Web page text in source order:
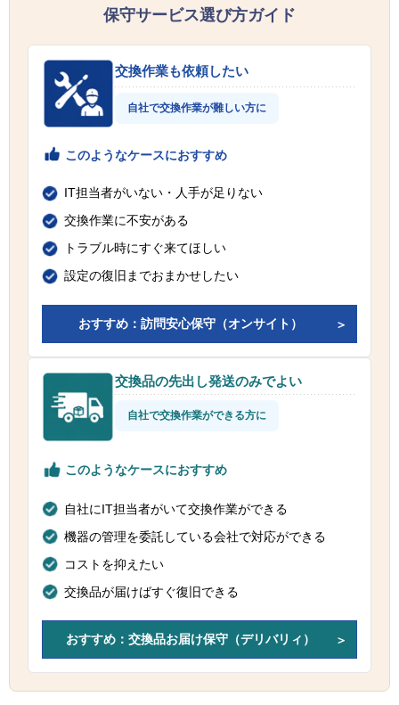
保守サービス選び方ガイド
交換作業も依頼したい
自社で交換作業が難しい方に
このようなケースにおすすめ
IT担当者がいない・人手が足りない
交換作業に不安がある
トラブル時にすぐ来てほしい
設定の復旧までおまかせしたい
おすすめ：訪問安心保守（オンサイト）
交換品の先出し発送のみでよい
自社で交換作業ができる方に
このようなケースにおすすめ
自社にIT担当者がいて交換作業ができる
機器の管理を委託している会社で対応ができる
コストを抑えたい
交換品が届けばすぐ復旧できる
おすすめ：交換品お届け保守（デリバリィ）